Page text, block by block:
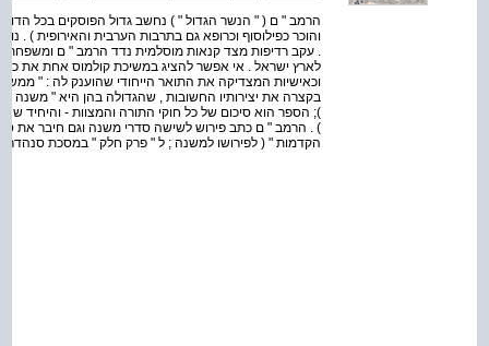
הרמב " ם ( " הנשר הגדול " ) נחשב גדול הפוסקים בכל הדורות
והוכר כפילוסוף וכרופא גם בתרבות הערבית והאירופית ) .
לארץ ישראל . אי אפשר להציג במשיכת קולמוס אחת את כל
וכאישיות המצדיקה את התואר הייחודי שהוענק לה : "
בקצרה את יצירותיו החשובות , שהגדולה בהן היא " משנה
); הספר הוא סיכום של כל חוקי התורה והמצוות - והיחיד
) . הרמב " ם כתב פירוש לשישה סדרי משנה וגם חיבר את
הקדמות " ( לפירושו למשנה ; ל " פרק חלק " במסכת